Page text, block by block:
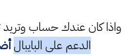
واذا كان عندك حساب
الدعم على البايبال